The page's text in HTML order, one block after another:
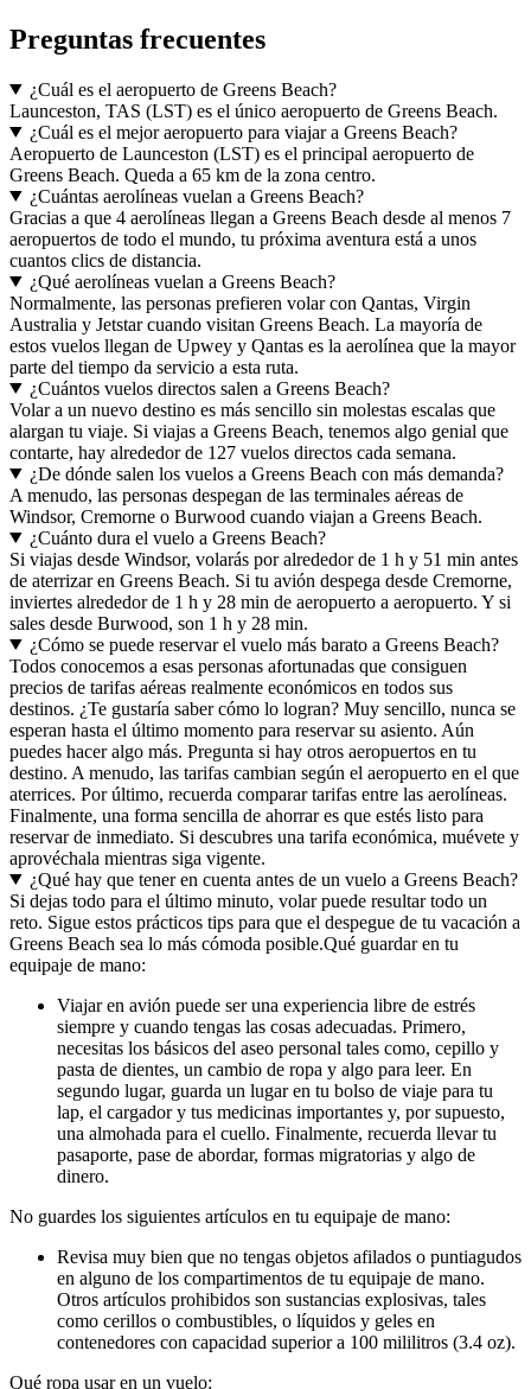
Preguntas frecuentes
¿Cuál es el aeropuerto de Greens Beach?
Launceston, TAS (LST) es el único aeropuerto de Greens Beach.
¿Cuál es el mejor aeropuerto para viajar a Greens Beach?
Aeropuerto de Launceston (LST) es el principal aeropuerto de
Greens Beach. Queda a 65 km de la zona centro.
¿Cuántas aerolíneas vuelan a Greens Beach?
Gracias a que 4 aerolíneas llegan a Greens Beach desde al menos 7
aeropuertos de todo el mundo, tu próxima aventura está a unos
cuantos clics de distancia.
¿Qué aerolíneas vuelan a Greens Beach?
Normalmente, las personas prefieren volar con Qantas, Virgin
Australia y Jetstar cuando visitan Greens Beach. La mayoría de
estos vuelos llegan de Upwey y Qantas es la aerolínea que la mayor
parte del tiempo da servicio a esta ruta.
¿Cuántos vuelos directos salen a Greens Beach?
Volar a un nuevo destino es más sencillo sin molestas escalas que
alargan tu viaje. Si viajas a Greens Beach, tenemos algo genial que
contarte, hay alrededor de 127 vuelos directos cada semana.
¿De dónde salen los vuelos a Greens Beach con más demanda?
A menudo, las personas despegan de las terminales aéreas de
Windsor, Cremorne o Burwood cuando viajan a Greens Beach.
¿Cuánto dura el vuelo a Greens Beach?
Si viajas desde Windsor, volarás por alrededor de 1 h y 51 min antes
de aterrizar en Greens Beach. Si tu avión despega desde Cremorne,
inviertes alrededor de 1 h y 28 min de aeropuerto a aeropuerto. Y si
sales desde Burwood, son 1 h y 28 min.
¿Cómo se puede reservar el vuelo más barato a Greens Beach?
Todos conocemos a esas personas afortunadas que consiguen
precios de tarifas aéreas realmente económicos en todos sus
destinos. ¿Te gustaría saber cómo lo logran? Muy sencillo, nunca se
esperan hasta el último momento para reservar su asiento. Aún
puedes hacer algo más. Pregunta si hay otros aeropuertos en tu
destino. A menudo, las tarifas cambian según el aeropuerto en el que
aterrices. Por último, recuerda comparar tarifas entre las aerolíneas.
Finalmente, una forma sencilla de ahorrar es que estés listo para
reservar de inmediato. Si descubres una tarifa económica, muévete y
aprovéchala mientras siga vigente.
¿Qué hay que tener en cuenta antes de un vuelo a Greens Beach?
Si dejas todo para el último minuto, volar puede resultar todo un
reto. Sigue estos prácticos tips para que el despegue de tu vacación a
Greens Beach sea lo más cómoda posible.Qué guardar en tu
equipaje de mano:
Viajar en avión puede ser una experiencia libre de estrés
siempre y cuando tengas las cosas adecuadas. Primero,
necesitas los básicos del aseo personal tales como, cepillo y
pasta de dientes, un cambio de ropa y algo para leer. En
segundo lugar, guarda un lugar en tu bolso de viaje para tu
lap, el cargador y tus medicinas importantes y, por supuesto,
una almohada para el cuello. Finalmente, recuerda llevar tu
pasaporte, pase de abordar, formas migratorias y algo de
dinero.
No guardes los siguientes artículos en tu equipaje de mano:
Revisa muy bien que no tengas objetos afilados o puntiagudos
en alguno de los compartimentos de tu equipaje de mano.
Otros artículos prohibidos son sustancias explosivas, tales
como cerillos o combustibles, o líquidos y geles en
contenedores con capacidad superior a 100 mililitros (3.4 oz).
Qué ropa usar en un vuelo: